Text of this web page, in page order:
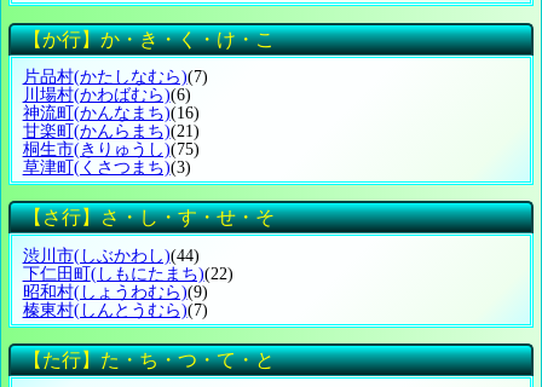
【か行】か・き・く・け・こ
片品村(かたしなむら)(7)
川場村(かわばむら)(6)
神流町 (かんなまち)(16)
甘楽町 (かんらまち)(21)
桐生市(きりゅうし)(75)
草津町 (くさつまち)(3)
【さ行】さ・し・す・せ・そ
渋川市(しぶかわし)(44)
下仁田町 (しもにたまち)(22)
昭和村(しょうわむら)(9)
榛東村(しんとうむら)(7)
【た行】た・ち・つ・て・と